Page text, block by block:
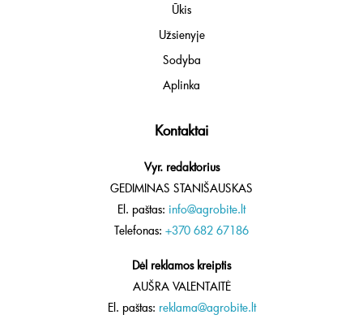
Ūkis
Užsienyje
Sodyba
Aplinka
Kontaktai
Vyr. redaktorius
GEDIMINAS STANIŠAUSKAS
El. paštas: info@agrobite.lt
Telefonas: +370 682 67186
Dėl reklamos kreiptis
AUŠRA VALENTAITĖ
El. paštas: reklama@agrobite.lt